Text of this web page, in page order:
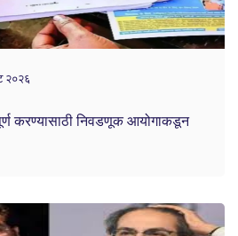
२०२६
करण्यासाठी निवडणूक आयोगाकडून